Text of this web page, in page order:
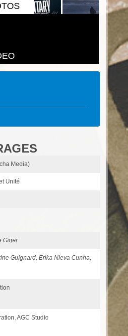
Media)
Unité
Giger
Guignard, Erika Nieva Cunha,
AGC Studio